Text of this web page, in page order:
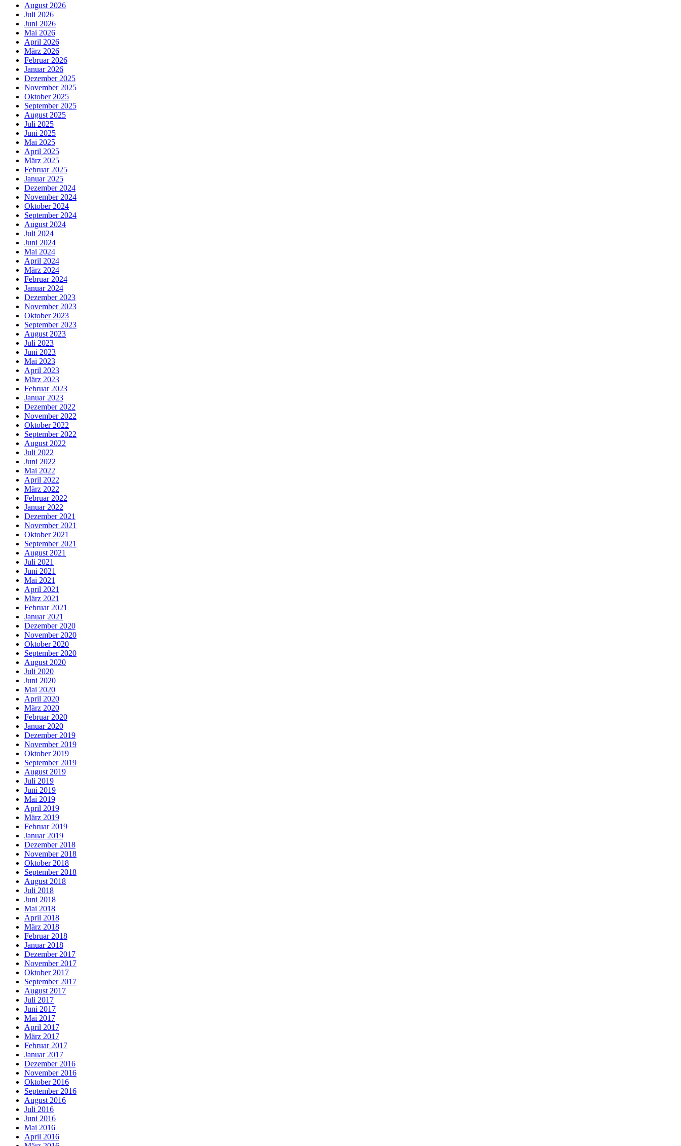
August 2026
Juli 2026
Juni 2026
Mai 2026
April 2026
März 2026
Februar 2026
Januar 2026
Dezember 2025
November 2025
Oktober 2025
September 2025
August 2025
Juli 2025
Juni 2025
Mai 2025
April 2025
März 2025
Februar 2025
Januar 2025
Dezember 2024
November 2024
Oktober 2024
September 2024
August 2024
Juli 2024
Juni 2024
Mai 2024
April 2024
März 2024
Februar 2024
Januar 2024
Dezember 2023
November 2023
Oktober 2023
September 2023
August 2023
Juli 2023
Juni 2023
Mai 2023
April 2023
März 2023
Februar 2023
Januar 2023
Dezember 2022
November 2022
Oktober 2022
September 2022
August 2022
Juli 2022
Juni 2022
Mai 2022
April 2022
März 2022
Februar 2022
Januar 2022
Dezember 2021
November 2021
Oktober 2021
September 2021
August 2021
Juli 2021
Juni 2021
Mai 2021
April 2021
März 2021
Februar 2021
Januar 2021
Dezember 2020
November 2020
Oktober 2020
September 2020
August 2020
Juli 2020
Juni 2020
Mai 2020
April 2020
März 2020
Februar 2020
Januar 2020
Dezember 2019
November 2019
Oktober 2019
September 2019
August 2019
Juli 2019
Juni 2019
Mai 2019
April 2019
März 2019
Februar 2019
Januar 2019
Dezember 2018
November 2018
Oktober 2018
September 2018
August 2018
Juli 2018
Juni 2018
Mai 2018
April 2018
März 2018
Februar 2018
Januar 2018
Dezember 2017
November 2017
Oktober 2017
September 2017
August 2017
Juli 2017
Juni 2017
Mai 2017
April 2017
März 2017
Februar 2017
Januar 2017
Dezember 2016
November 2016
Oktober 2016
September 2016
August 2016
Juli 2016
Juni 2016
Mai 2016
April 2016